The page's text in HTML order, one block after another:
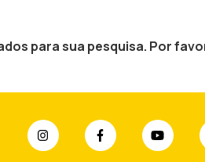
para sua pesquisa. Por